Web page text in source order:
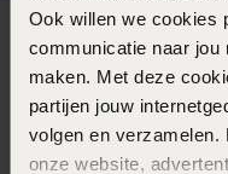
Ook willen we cookies
communicatie naar
maken. Met deze
partijen jouw
volgen en verzamelen.
onze website,
Direct naar
Over Lucardi